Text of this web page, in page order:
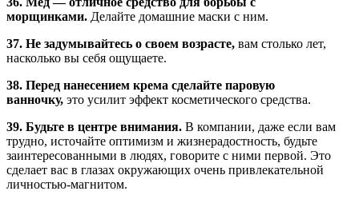
морщинками. Делайте домашние маски с ним.
37. Не задумывайтесь о своем возрасте, вам столько лет,
насколько вы себя ощущаете.
38. Перед нанесением крема сделайте паровую
ванночку, это усилит эффект косметического средства.
39. Будьте в центре внимания. В компании, даже если вам
трудно, источайте оптимизм и жизнерадостность, будьте
заинтересованными в людях, говорите с ними первой. Это
сделает вас в глазах окружающих очень привлекательной
личностью-магнитом.